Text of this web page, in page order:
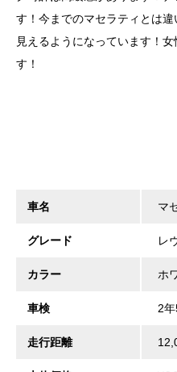
す！今までのマセラティとは
見えるようになっています！
す！
車名 マ
グレード レ
カラー ホ
車検 2年
走行距離